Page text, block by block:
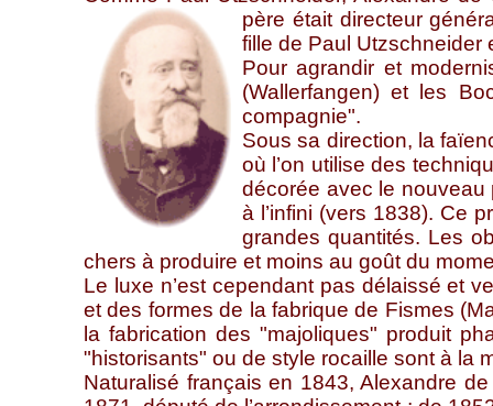
père était directeur
fille de Paul Utzschneider
Pour agrandir et
(Wallerfangen) et les
compagnie".
Sous sa direction, la
où l’on utilise des
décorée avec le nouveau
à l’infini (vers 1838). Ce
grandes quantités. Les
chers à produire et moins au goût du
Le luxe n’est cependant pas délaissé et
et des formes de la fabrique de Fismes
la fabrication des "majoliques" produit
"historisants" ou de style rocaille sont à la
Naturalisé français en 1843, Alexandre